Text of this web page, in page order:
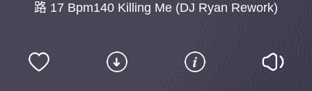
路 17 Bpm140 Killing Me (DJ Ryan Rework)